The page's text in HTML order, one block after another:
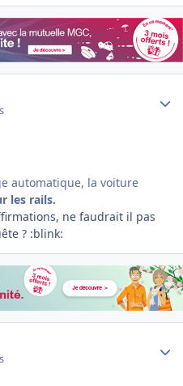
automatique, la voiture
les rails.
ne faudrait il pas
? :blink: